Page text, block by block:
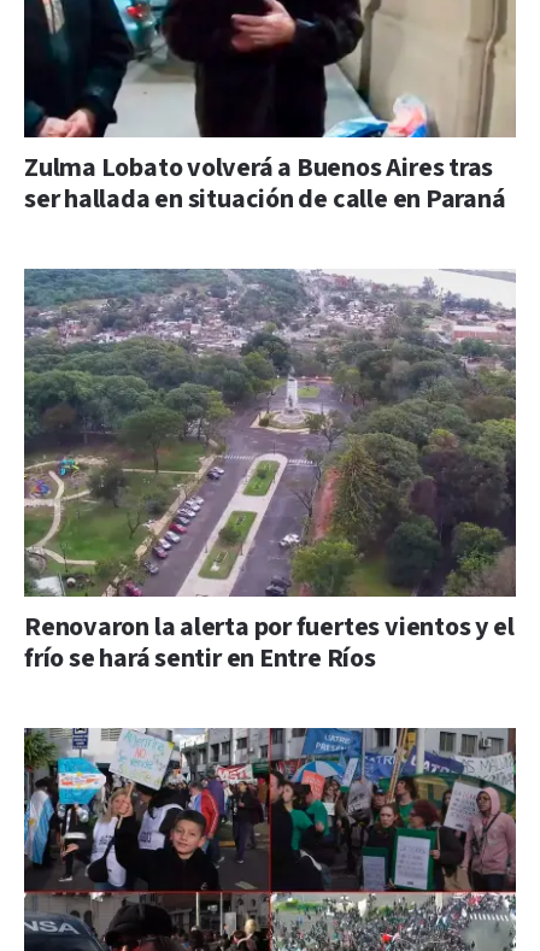
Zulma Lobato volverá a Buenos Aires tras
ser hallada en situación de calle en Paraná
Renovaron la alerta por fuertes vientos y el
frío se hará sentir en Entre Ríos